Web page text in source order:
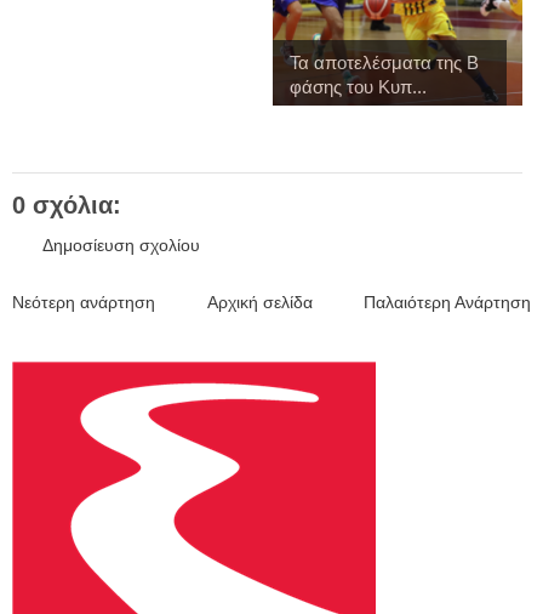
Τα αποτελέσματα της Β
φάσης του Κυπ...
0 σχόλια:
Δημοσίευση σχολίου
Νεότερη ανάρτηση Παλαιότερη Ανάρτηση
Αρχική σελίδα